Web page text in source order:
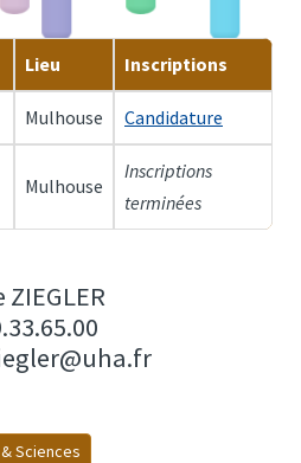
Lieu Inscriptions
Mulhouse Candidature
Mulhouse
Inscriptions
terminées
Sciences